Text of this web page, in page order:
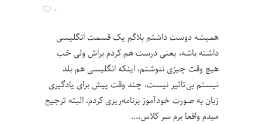
۰
همیشه دوست داشتم بلاگم یک قسمت انگلیسی
داشته باشه، یعنی درست هم کردم براش ولی خب
هیچ وقت چیزی ننوشتم، اینکه انگلیسی هم بلد
نیستم بی‌تاثیر نیست، چند وقت پیش برای یادگیری
زبان به صورت خودآموز برنامه‌ریزی کردم، البته ترجیح
میدم واقعا برم سر کلاس،